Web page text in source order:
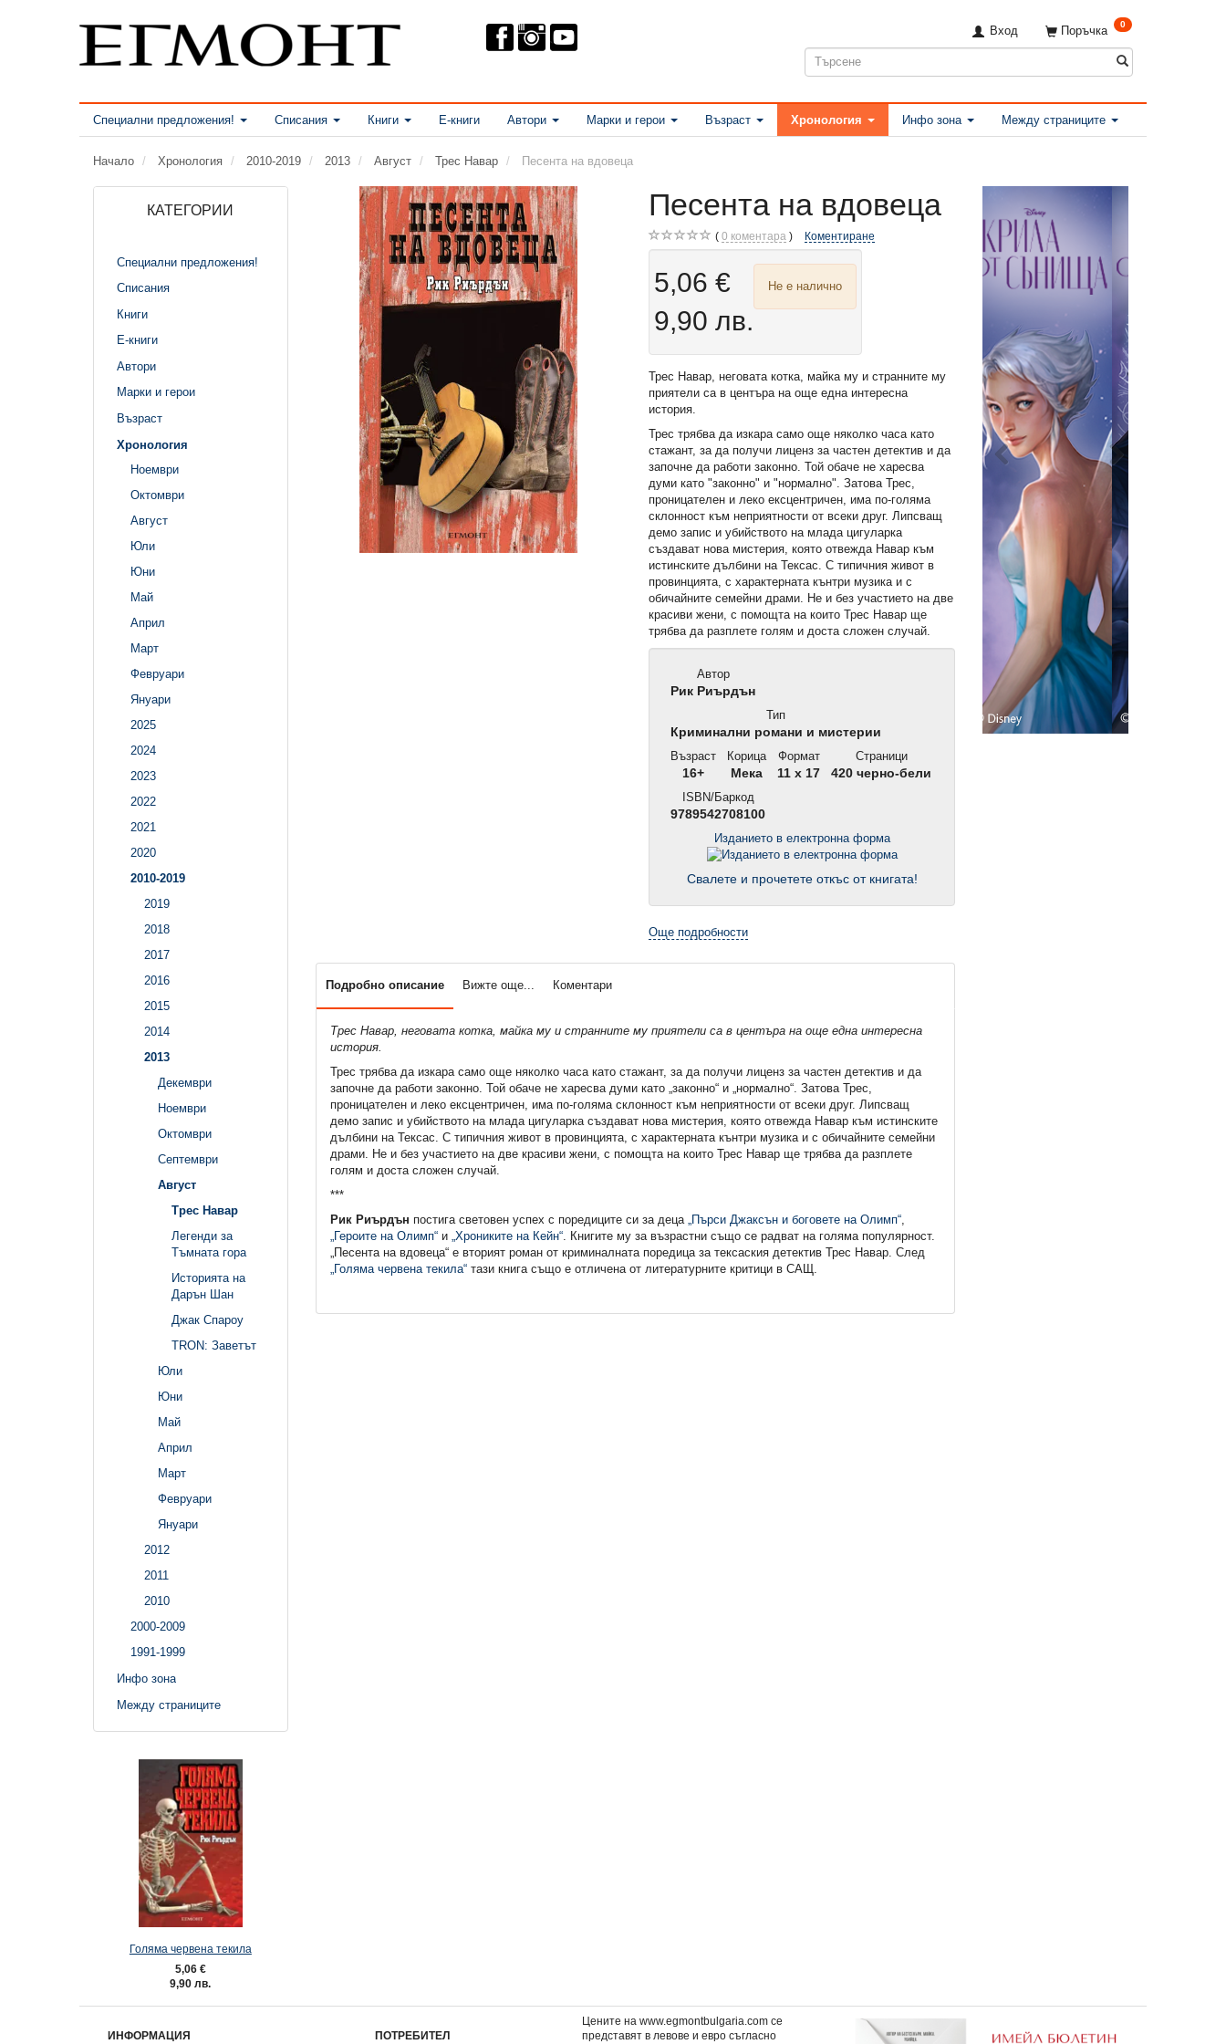
Поръчка 0
Вход
Специални предложения! Списания Книги Е-книги Автори Марки и герои Възраст Хронология Инфо зона Между страниците
Начало Хронология 2010-2019 2013 Август Трес Навар Песента на вдовеца
КАТЕГОРИИ
Специални предложения!
Списания
Книги
Е-книги
Автори
Марки и герои
Възраст
Хронология
Ноември
Октомври
Август
Юли
Юни
Май
Април
Март
Февруари
Януари
2025
2024
2023
2022
2021
2020
2010-2019
2019
2018
2017
2016
2015
2014
2013
Декември
Ноември
Октомври
Септември
Август
Трес Навар
Легенди за
Тъмната гора
Историята на
Дарън Шан
Джак Спароу
TRON: Заветът
Юли
Юни
Май
Април
Март
Февруари
Януари
2012
2011
2010
2000-2009
1991-1999
Инфо зона
Между страниците
Голяма червена текила
5,06 €
9,90 лв.
Песента на вдовеца
0 коментара Коментиране
5,06 €
9,90 лв.
Не е налично
Трес Навар, неговата котка, майка му и странните му
приятели са в центъра на още една интересна
история.
Трес трябва да изкара само още няколко часа като
стажант, за да получи лиценз за частен детектив и да
започне да работи законно. Той обаче не харесва
думи като "законно" и "нормално". Затова Трес,
проницателен и леко ексцентричен, има по-голяма
склонност към неприятности от всеки друг. Липсващ
демо запис и убийството на млада цигуларка
създават нова мистерия, която отвежда Навар към
истинските дълбини на Тексас. С типичния живот в
провинцията, с характерната кънтри музика и с
обичайните семейни драми. Не и без участието на две
красиви жени, с помощта на които Трес Навар ще
трябва да разплете голям и доста сложен случай.
Автор
Рик Риърдън
Тип
Криминални романи и мистерии
Възраст
16+
Корица
Мека
Формат
11 x 17
Страници
420 черно-бели
ISBN/Баркод
9789542708100
Изданието в електронна форма
Свалете и прочетете откъс от книгата!
Още подробности
Подробно описание Вижте още... Коментари
Трес Навар, неговата котка, майка му и странните му приятели са в центъра на още една интересна
история.
Трес трябва да изкара само още няколко часа като стажант, за да получи лиценз за частен детектив и да
започне да работи законно. Той обаче не харесва думи като „законно“ и „нормално“. Затова Трес,
проницателен и леко ексцентричен, има по-голяма склонност към неприятности от всеки друг. Липсващ
демо запис и убийството на млада цигуларка създават нова мистерия, която отвежда Навар към истинските
дълбини на Тексас. С типичния живот в провинцията, с характерната кънтри музика и с обичайните семейни
драми. Не и без участието на две красиви жени, с помощта на които Трес Навар ще трябва да разплете
голям и доста сложен случай.
***
Рик Риърдън постига световен успех с поредиците си за деца „Пърси Джаксън и боговете на Олимп“,
„Героите на Олимп“и „Хрониките на Кейн“. Книгите му за възрастни също се радват на голяма популярност.
„Песента на вдовеца“ е вторият роман от криминалната поредица за тексаския детектив Трес Навар. След
„Голяма червена текила“тази книга също е отличена от литературните критици в САЩ.
ИНФОРМАЦИЯ ПОТРЕБИТЕЛ
Цените на www.egmontbulgaria.com се
представят в левове и евро съгласно